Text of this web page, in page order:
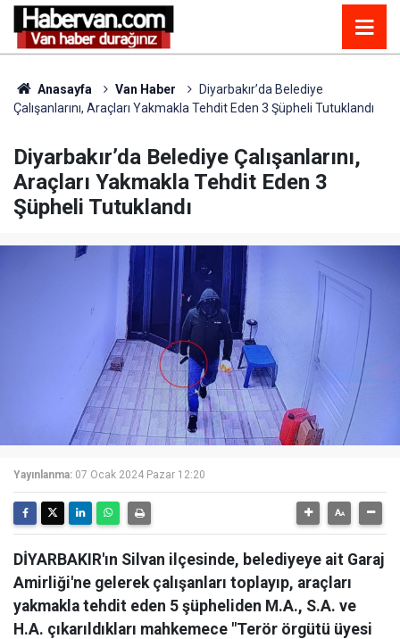
Anasayfa Van Haber
Diyarbakır’da Belediye
Çalışanlarını, Araçları Yakmakla Tehdit Eden 3 Şüpheli Tutuklandı
Diyarbakır’da Belediye Çalışanlarını,
Araçları Yakmakla Tehdit Eden 3
Şüpheli Tutuklandı
Yayınlanma: 07 Ocak 2024 Pazar 12:20
DİYARBAKIR'ın Silvan ilçesinde, belediyeye ait Garaj
Amirliği'ne gelerek çalışanları toplayıp, araçları
yakmakla tehdit eden 5 şüpheliden M.A., S.A. ve
H.A. çıkarıldıkları mahkemece "Terör örgütü üyesi